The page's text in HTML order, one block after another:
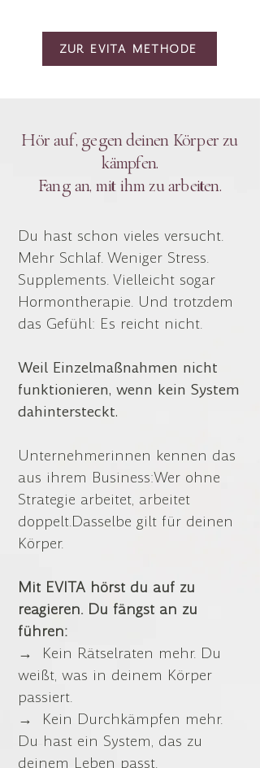
ZUR EVITA METHODE
Hör auf, gegen deinen Körper zu
kämpfen.
Fang an, mit ihm zu arbeiten.
Du hast schon vieles versucht.
Mehr Schlaf. Weniger Stress.
Supplements. Vielleicht sogar
Hormontherapie. Und trotzdem
das Gefühl: Es reicht nicht.
Weil Einzelmaßnahmen nicht
funktionieren, wenn kein System
dahintersteckt.
Unternehmerinnen kennen das
aus ihrem Business:Wer ohne
Strategie arbeitet, arbeitet
doppelt.Dasselbe gilt für deinen
Körper.
Mit EVITA hörst du auf zu
reagieren. Du fängst an zu
führen:
→ Kein Rätselraten mehr. Du
weißt, was in deinem Körper
passiert.
→ Kein Durchkämpfen mehr.
Du hast ein System, das zu
deinem Leben passt.